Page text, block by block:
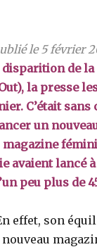
le 5 février
de la
la presse
C’était
un
magazine
avaient lancé
peu plus de
effet, son